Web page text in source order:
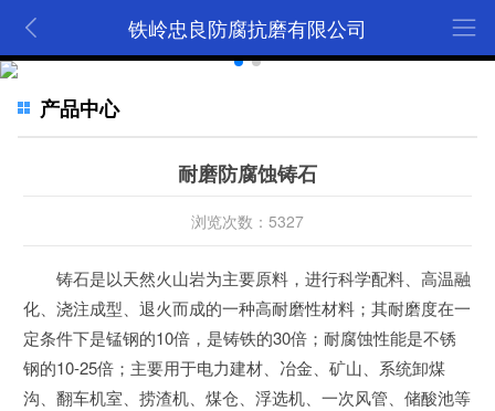
铁岭忠良防腐抗磨有限公司
产品中心
耐磨防腐蚀铸石
浏览次数：5327
铸石是以天然火山岩为主要原料，进行科学配料、高温融
化、浇注成型、退火而成的一种高耐磨性材料；其耐磨度在一
定条件下是锰钢的10倍，是铸铁的30倍；耐腐蚀性能是不锈
钢的10-25倍；主要用于电力建材、冶金、矿山、系统卸煤
沟、翻车机室、捞渣机、煤仓、浮选机、一次风管、储酸池等